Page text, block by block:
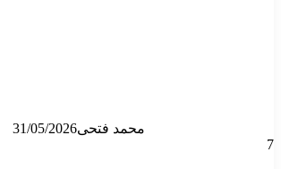
محمد فتحى31/05/2026
7